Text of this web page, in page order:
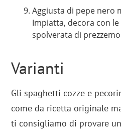
Aggiusta di pepe nero
Impiatta, decora con
spolverata di
Varianti
Gli spaghetti cozze e
come da ricetta originale
ti consigliamo di provare